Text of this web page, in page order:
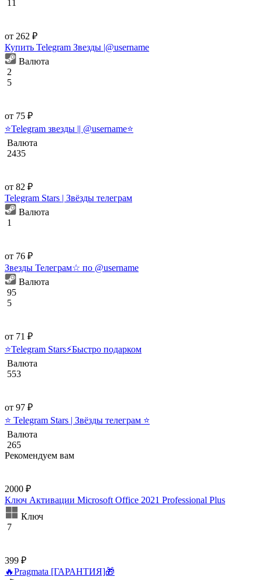
11
от 262 ₽
Купить Telegram Звезды |@username
Валюта
2
5
от 75 ₽
⭐️Telegram звезды || @username⭐️
Валюта
2435
от 82 ₽
Telegram Stars | Звёзды телеграм
Валюта
1
от 76 ₽
Звезды Телеграм☆ по @username
Валюта
95
5
от 71 ₽
⭐️Telegram Stars⚡Быстро подарком
Валюта
553
от 97 ₽
⭐ Telegram Stars | Звёзды телеграм ⭐
Валюта
265
Рекомендуем вам
2000 ₽
Ключ Активации Microsoft Office 2021 Professional Plus
Ключ
7
399 ₽
🔥Pragmata [ГАРАНТИЯ]🎁